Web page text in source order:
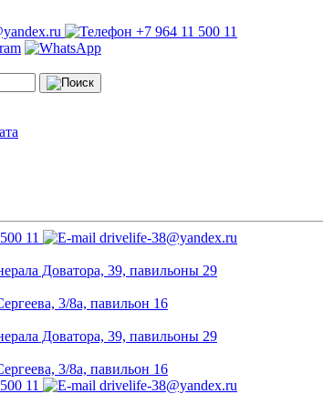
+7 964 11 500 11
11 drivelife-38@yandex.ru
Доватора, 39, павильоны 29
3/8а, павильон 16
Доватора, 39, павильоны 29
3/8а, павильон 16
11
drivelife-38@yandex.ru